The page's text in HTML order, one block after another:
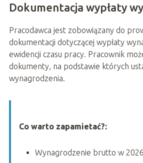
Dokumentacja wypłaty
Pracodawca jest zobowiązany do
dokumentacji dotyczącej wypłaty
ewidencji czasu pracy. Pracownik
dokumenty, na podstawie których
wynagrodzenia.
Co warto zapamietać?:
Wynagrodzenie brutto w